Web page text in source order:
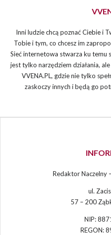
Inni ludzie chcą poznać Ciebie i
Tobie i tym, co chcesz im
Sieć internetowa stwarza ku temu
jest tylko narzędziem działania,
VVENA.PL, gdzie nie tylko
zaskoczy innych i będą go
Redaktor Naczelny
ul.
57 – 200
NIP:
REGON: